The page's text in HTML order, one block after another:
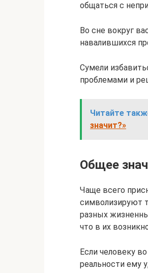
общаться с
Во сне вокруг
навалившихся
Сумели
проблемами и
Читайте
значит?»
Общее
Чаще всего
символизируют
разных
что в их
Если человеку
реальности ему